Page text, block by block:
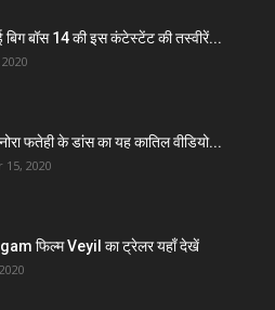
बॉस 14 की इस कंटेस्टेंट की तस्वीरें...
फतेही के डांस का यह कातिल वीडियो...
2020
फिल्म Veyil का ट्रेलर यहाँ देखें